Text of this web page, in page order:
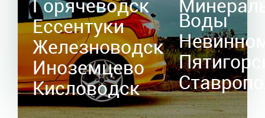
Горячеводск
Ессентуки
Железноводск
Иноземцево
Кисловодск
Воды